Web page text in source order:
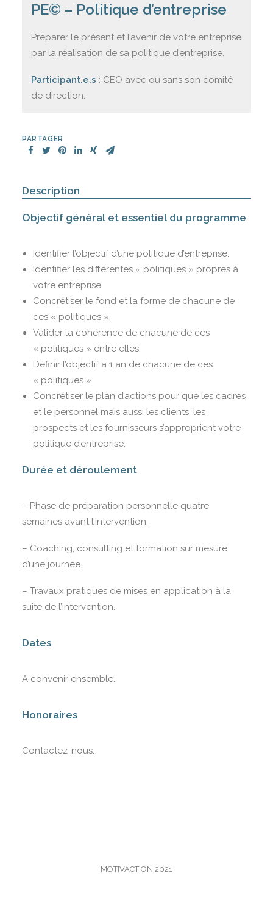
PE© – Politique d’entreprise
Préparer le présent et l’avenir de votre entreprise
par la réalisation de sa politique d’entreprise.
Participant.e.s : CEO avec ou sans son comité
de direction.
PARTAGER
Description
Objectif général et essentiel du programme
Identifier l’objectif d’une politique d’entreprise.
Identifier les différentes « politiques » propres à
votre entreprise.
Concrétiser le fond et la forme de chacune de
ces « politiques ».
Valider la cohérence de chacune de ces
« politiques » entre elles.
Définir l’objectif à 1 an de chacune de ces
« politiques ».
Concrétiser le plan d’actions pour que les cadres
et le personnel mais aussi les clients, les
prospects et les fournisseurs s’approprient votre
politique d’entreprise.
Durée et déroulement
– Phase de préparation personnelle quatre
semaines avant l’intervention.
– Coaching, consulting et formation sur mesure
d’une journée.
– Travaux pratiques de mises en application à la
suite de l’intervention.
Dates
A convenir ensemble.
Honoraires
Contactez-nous.
MOTIVACTION 2021